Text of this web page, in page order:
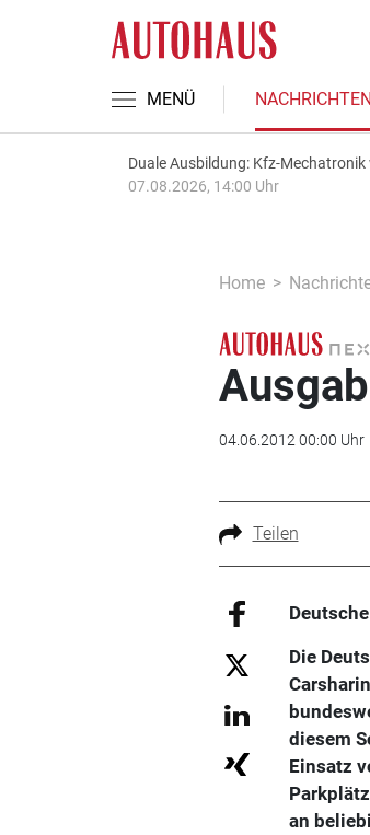
MENÜ NACHRICHTEN
Duale Ausbildung: Kfz-
07.08.2026, 14:00 Uhr
Home
04.06.2012 00:00 Uhr
Teilen
Die
diesem
Einsatz
an